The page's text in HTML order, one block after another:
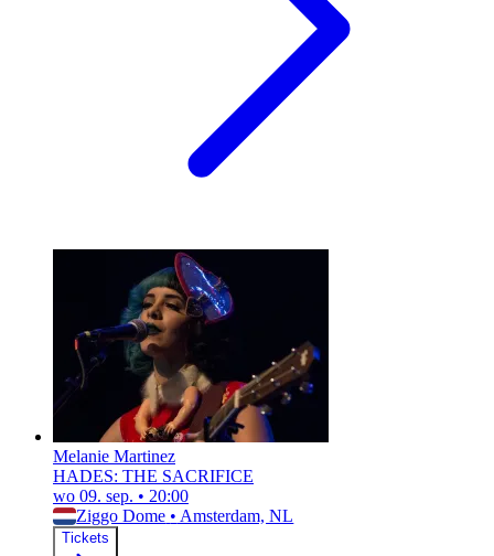
Melanie Martinez
HADES: THE SACRIFICE
wo 09. sep. • 20:00
Ziggo Dome • Amsterdam, NL
Tickets